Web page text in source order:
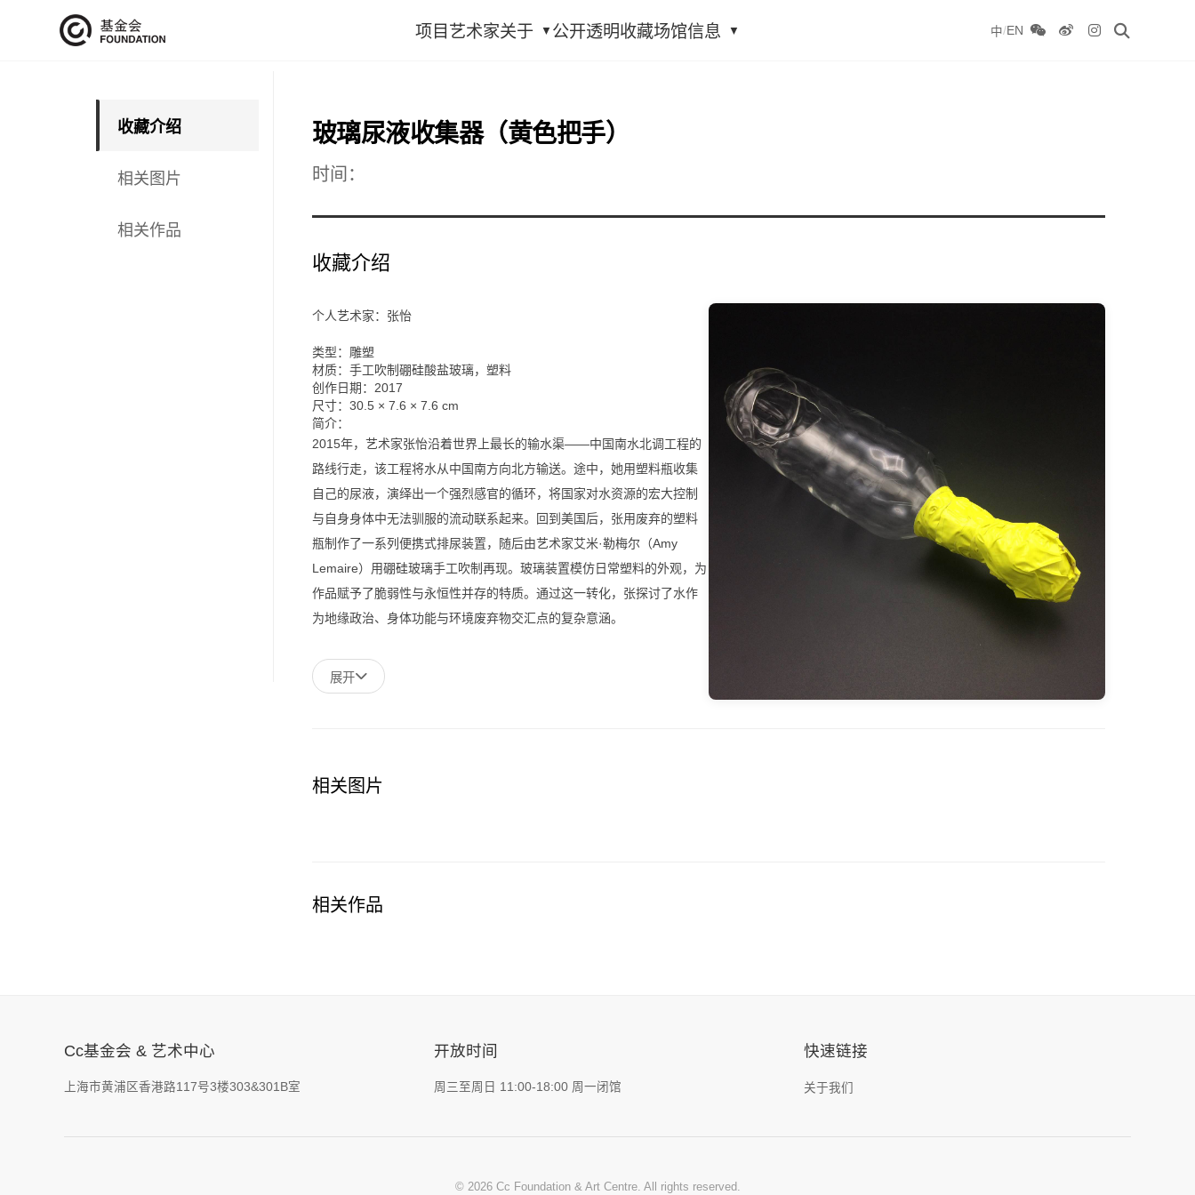
项目 艺术家关于 公开透明收藏场馆信息 中/EN
收藏介绍
相关图片
相关作品
玻璃尿液收集器（黄色把手）
时间：
收藏介绍
个人艺术家：张怡
类型：雕塑
材质：手工吹制硼硅酸盐玻璃，塑料
创作日期：2017
尺寸： 30.5 × 7.6 × 7.6 cm
简介：
2015年，艺术家张怡沿着世界上最长的输水渠——中国南水北调工程的
路线行走，该工程将水从中国南方向北方输送。途中，她用塑料瓶收集
自己的尿液，演绎出一个强烈感官的循环，将国家对水资源的宏大控制
与自身身体中无法驯服的流动联系起来。回到美国后，张用废弃的塑料
瓶制作了一系列便携式排尿装置，随后由艺术家艾米·勒梅尔（Amy
Lemaire）用硼硅玻璃手工吹制再现。玻璃装置模仿日常塑料的外观，为
作品赋予了脆弱性与永恒性并存的特质。通过这一转化，张探讨了水作
为地缘政治、身体功能与环境废弃物交汇点的复杂意涵。
展开
相关图片
相关作品
Cc基金会 & 艺术中心
上海市黄浦区香港路117号3楼303&301B室
开放时间
周三至周日 11:00-18:00 周一闭馆
快速链接
关于我们
© 2026 Cc Foundation & Art Centre. All rights reserved.